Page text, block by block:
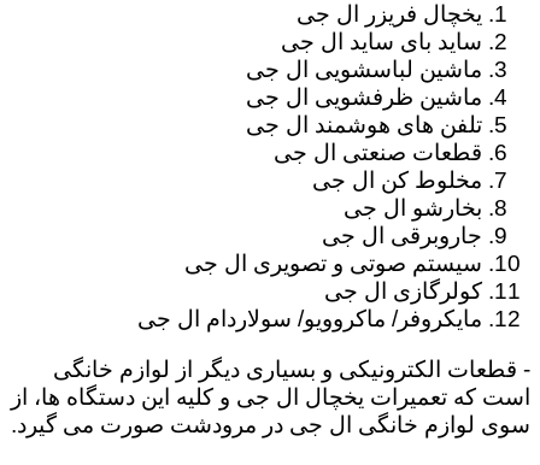
یخچال فریزر ال جی
ساید بای ساید ال جی
ماشین لباسشویی ال جی
ماشین ظرفشویی ال جی
تلفن های هوشمند ال جی
قطعات صنعتی ال جی
مخلوط کن ال جی
بخارشو ال جی
جاروبرقی ال جی
سیستم صوتی و تصویری ال جی
کولرگازی ال جی
مایکروفر/ ماکروویو/ سولاردام ال جی
- قطعات الکترونیکی و بسیاری دیگر از لوازم خانگی
است که تعمیرات یخچال ال جی و کلیه این دستگاه ها، از
سوی لوازم خانگی ال جی در مرودشت صورت می گیرد.